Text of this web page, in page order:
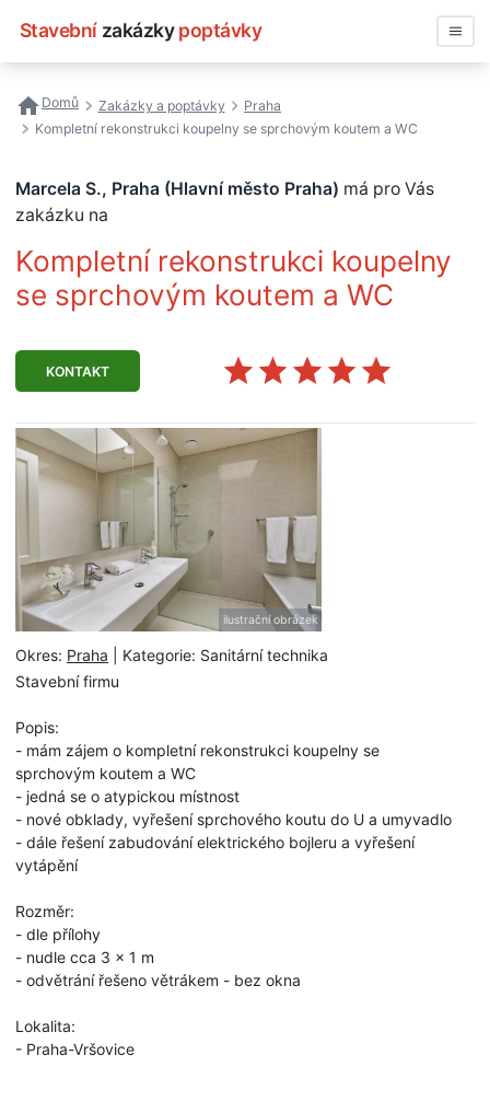
Stavební zakázky poptávky
Všechny zakázky
Nejčastější vyhledávání
Domů Zakázky a poptávky
Praha
Kompletní rekonstrukci koupelny se sprchovým koutem a WC
Marcela S., Praha (Hlavní město Praha) má pro Vás
zakázku na
Kompletní rekonstrukci koupelny
se sprchovým koutem a WC
KONTAKT
Okres: Praha | Kategorie: Sanitární technika
Stavební firmu
Popis:
- mám zájem o kompletní rekonstrukci koupelny se
sprchovým koutem a WC
- jedná se o atypickou místnost
- nové obklady, vyřešení sprchového koutu do U a umyvadlo
- dále řešení zabudování elektrického bojleru a vyřešení
vytápění
Rozměr:
- dle přílohy
- nudle cca 3 x 1 m
- odvětrání řešeno větrákem - bez okna
Lokalita:
- Praha-Vršovice
ilustrační obrázek